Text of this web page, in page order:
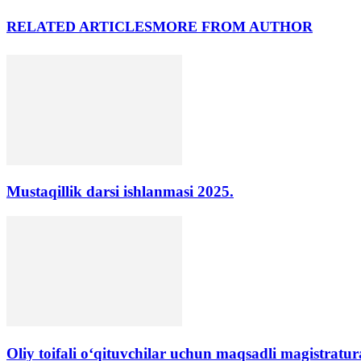
RELATED ARTICLESMORE FROM AUTHOR
Mustaqillik darsi ishlanmasi 2025.
Oliy toifali o‘qituvchilar uchun maqsadli